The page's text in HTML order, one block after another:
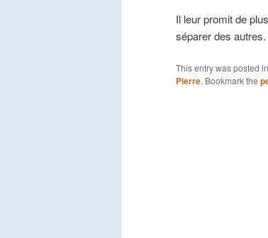
Il leur promit de
séparer des autres.
This entry was posted in
Pierre. Bookmark the